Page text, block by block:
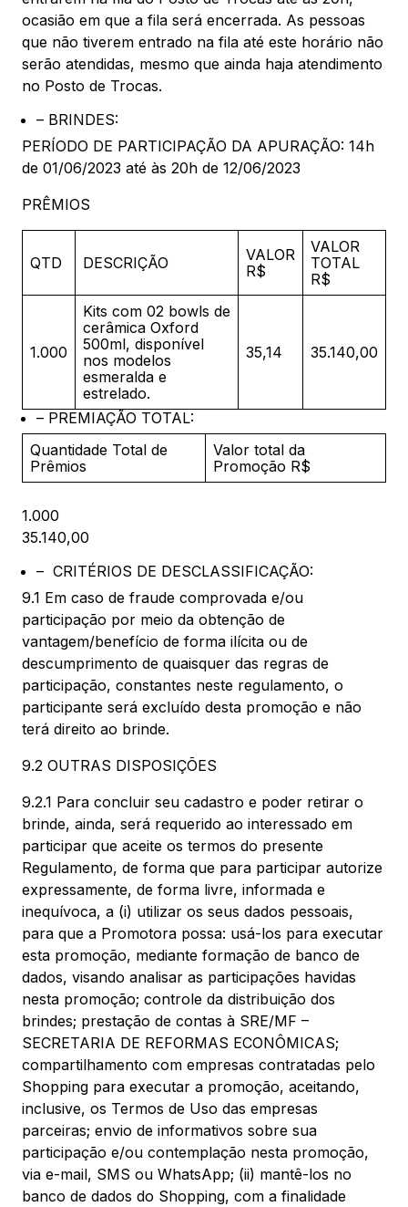
ocasião em que a fila será encerrada. As pessoas
que não tiverem entrado na fila até este horário não
serão atendidas, mesmo que ainda haja atendimento
no Posto de Trocas.
– BRINDES:
PERÍODO DE PARTICIPAÇÃO DA APURAÇÃO: 14h
de 01/06/2023 até às 20h de 12/06/2023
PRÊMIOS
QTD DESCRIÇÃO
VALOR
R$
VALOR
TOTAL
R$
1.000
Kits com 02 bowls de
cerâmica Oxford
500ml, disponível
nos modelos
esmeralda e
estrelado.
35,14 35.140,00
– PREMIAÇÃO TOTAL:
Quantidade Total de
Prêmios
Valor total da
Promoção R$
1.000
35.140,00
– CRITÉRIOS DE DESCLASSIFICAÇÃO:
9.1 Em caso de fraude comprovada e/ou
participação por meio da obtenção de
vantagem/benefício de forma ilícita ou de
descumprimento de quaisquer das regras de
participação, constantes neste regulamento, o
participante será excluído desta promoção e não
terá direito ao brinde.
9.2 OUTRAS DISPOSIÇÕES
9.2.1 Para concluir seu cadastro e poder retirar o
brinde, ainda, será requerido ao interessado em
participar que aceite os termos do presente
Regulamento, de forma que para participar autorize
expressamente, de forma livre, informada e
inequívoca, a (i) utilizar os seus dados pessoais,
para que a Promotora possa: usá-los para executar
esta promoção, mediante formação de banco de
dados, visando analisar as participações havidas
nesta promoção; controle da distribuição dos
brindes; prestação de contas à SRE/MF –
SECRETARIA DE REFORMAS ECONÔMICAS;
compartilhamento com empresas contratadas pelo
Shopping para executar a promoção, aceitando,
inclusive, os Termos de Uso das empresas
parceiras; envio de informativos sobre sua
participação e/ou contemplação nesta promoção,
via e-mail, SMS ou WhatsApp; (ii) mantê-los no
banco de dados do Shopping, com a finalidade